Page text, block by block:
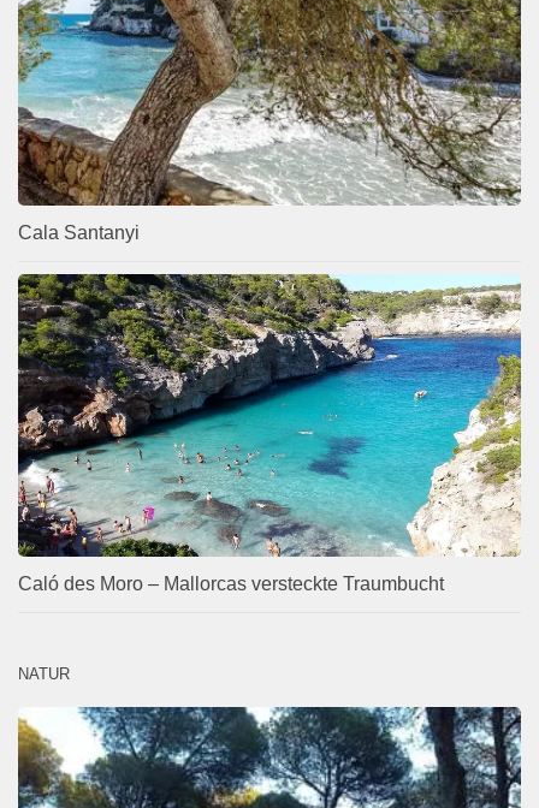
Cala Santanyi
Caló des Moro – Mallorcas versteckte Traumbucht
NATUR